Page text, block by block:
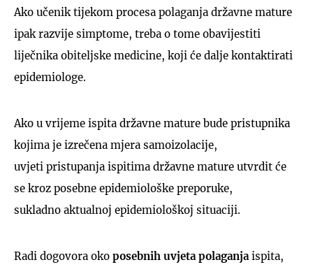
Ako učenik tijekom procesa polaganja državne mature
ipak razvije simptome, treba o tome obavijestiti
liječnika obiteljske medicine, koji će dalje kontaktirati
epidemiologe.
Ako u vrijeme ispita državne mature bude pristupnika
kojima je izrečena mjera samoizolacije,
uvjeti pristupanja ispitima državne mature utvrdit će
se kroz posebne epidemiološke preporuke,
sukladno aktualnoj epidemiološkoj situaciji.
Radi dogovora oko posebnih uvjeta polaganja ispita,